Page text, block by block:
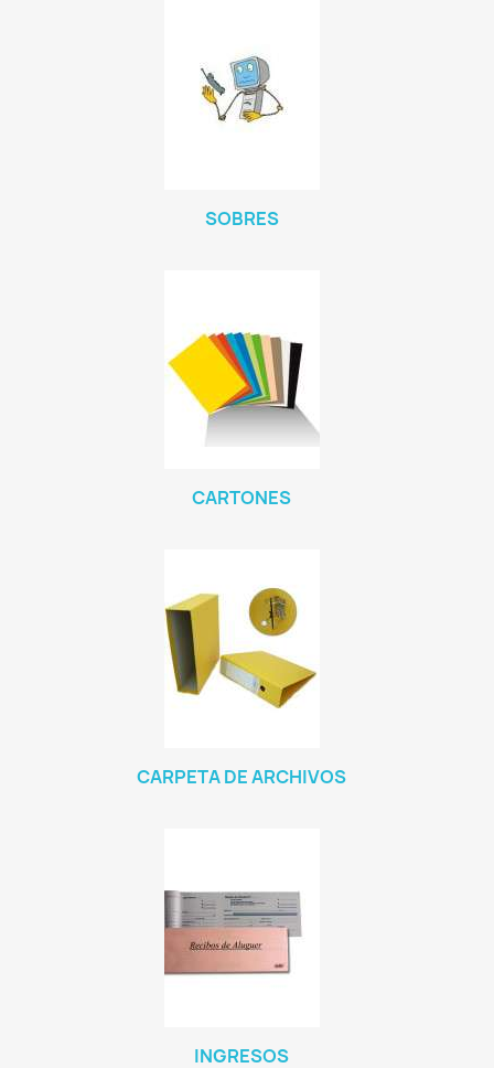
SOBRES
CARTONES
CARPETA DE ARCHIVOS
INGRESOS